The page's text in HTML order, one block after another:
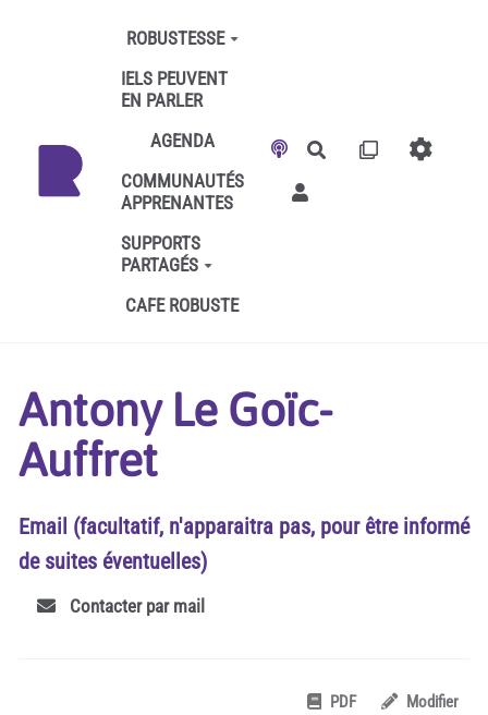
Aller au contenu principal
ROBUSTESSE
IELS PEUVENT
EN PARLER
AGENDA
COMMUNAUTÉS
APPRENANTES
SUPPORTS
PARTAGÉS
CAFE ROBUSTE
Rechercher
Antony Le Goïc-
Auffret
Email (facultatif, n'apparaitra pas, pour être informé
de suites éventuelles)
Contacter par mail
PDF Modifier